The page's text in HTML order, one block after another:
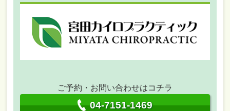
ご予約・お問い合わせはコチラ
04-7151-1469